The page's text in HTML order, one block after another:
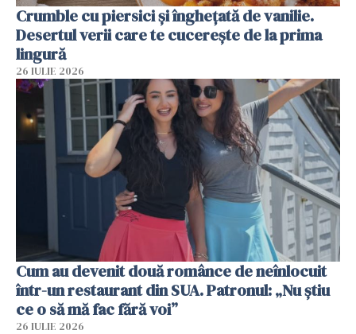
Crumble cu piersici și înghețată de vanilie.
Desertul verii care te cucerește de la prima
lingură
26 IULIE 2026
Cum au devenit două românce de neînlocuit
într-un restaurant din SUA. Patronul: „Nu știu
ce o să mă fac fără voi”
26 IULIE 2026